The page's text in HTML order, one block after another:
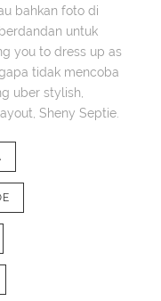
bahkan foto di
untuk
you to dress up as
tidak mencoba
uber stylish,
Sheny Septie.